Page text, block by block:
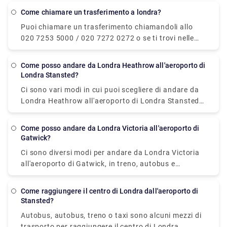
Come chiamare un trasferimento a londra?
Puoi chiamare un trasferimento chiamandoli allo
020 7253 5000 / 020 7272 0272 o se ti trovi nelle
vicinanze del centro, basta cercare un'etichetta
prenotare in anticipo un taxi di trasferimento
viaggio porta a porta senza ostacoli.
Come posso andare da Londra Heathrow all'aeroporto di
Londra Stansted?
Ci sono vari modi in cui puoi scegliere di andare da
Londra Heathrow all'aeroporto di Londra Stansted.
In autobus/pullman/navetta, trasferimento privato
autobus National Express online o presso le
tempo di percorrenza è di circa 1 ora e mezza e
costa circa £ 5 - £ 7. Puoi anche viaggiare in treno,
Heathrow a Londra Paddington. Da lì, prendi
l'autobus o il taxi e arriva a London Liverpool Street.
Lì prendi un treno diretto Stansted Express per
l'aeroporto di London Stansted. Ci vogliono circa 1,5
Come posso andare da Londra Victoria all'aeroporto di
Gatwick?
Ci sono diversi modi per andare da Londra Victoria
all'aeroporto di Gatwick, in treno, autobus e
trasferimento privato. Se stai cercando il viaggio più
costa circa £ 15-£ 35 e impiega circa 30 minuti per
l'autobus offre il servizio più economico con solo £ 6
Come raggiungere il centro di Londra dall'aeroporto di
Stansted?
Autobus, autobus, treno o taxi sono alcuni mezzi di